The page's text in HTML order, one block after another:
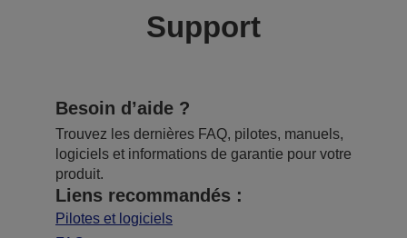
Support
Besoin d’aide ?
Trouvez les dernières FAQ, pilotes, manuels,
logiciels et informations de garantie pour votre
produit.
Liens recommandés :
Pilotes et logiciels